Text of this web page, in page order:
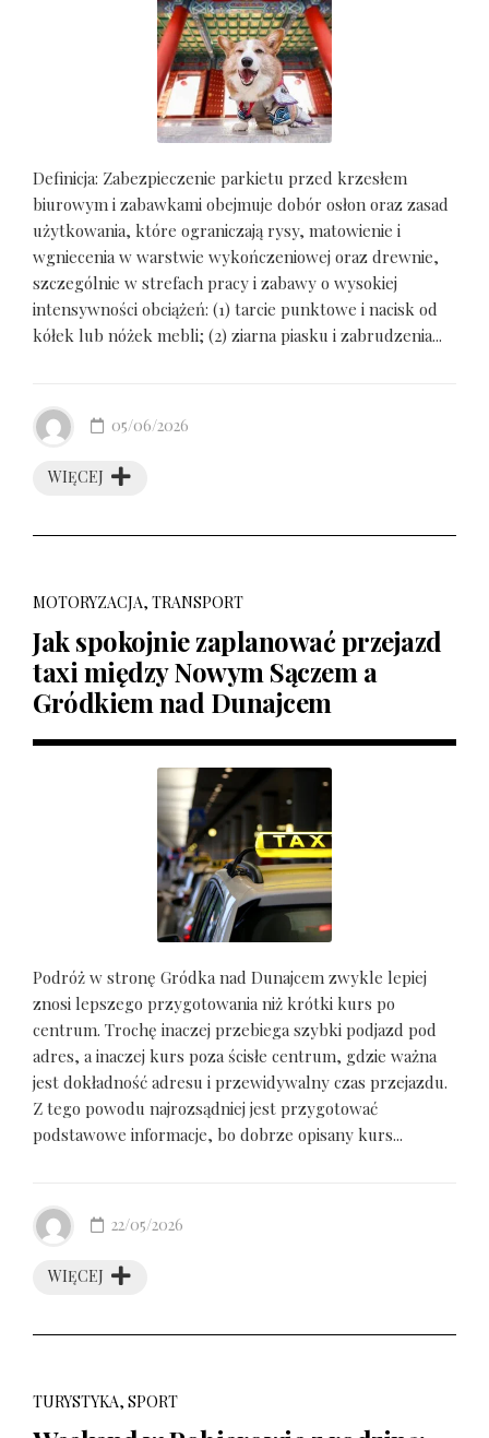
Definicja: Zabezpieczenie parkietu przed krzesłem
biurowym i zabawkami obejmuje dobór osłon oraz zasad
użytkowania, które ograniczają rysy, matowienie i
wgniecenia w warstwie wykończeniowej oraz drewnie,
szczególnie w strefach pracy i zabawy o wysokiej
intensywności obciążeń: (1) tarcie punktowe i nacisk od
kółek lub nóżek mebli; (2) ziarna piasku i zabrudzenia...
WIĘCEJ
05/06/2026
MOTORYZACJA, TRANSPORT
Jak spokojnie zaplanować przejazd
taxi między Nowym Sączem a
Gródkiem nad Dunajcem
Podróż w stronę Gródka nad Dunajcem zwykle lepiej
znosi lepszego przygotowania niż krótki kurs po
centrum. Trochę inaczej przebiega szybki podjazd pod
adres, a inaczej kurs poza ścisłe centrum, gdzie ważna
jest dokładność adresu i przewidywalny czas przejazdu.
Z tego powodu najrozsądniej jest przygotować
podstawowe informacje, bo dobrze opisany kurs...
WIĘCEJ
22/05/2026
TURYSTYKA, SPORT